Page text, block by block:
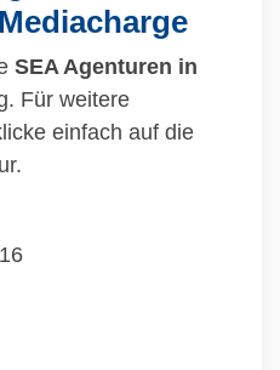
SEA Agenturen in
Für weitere
einfach auf die